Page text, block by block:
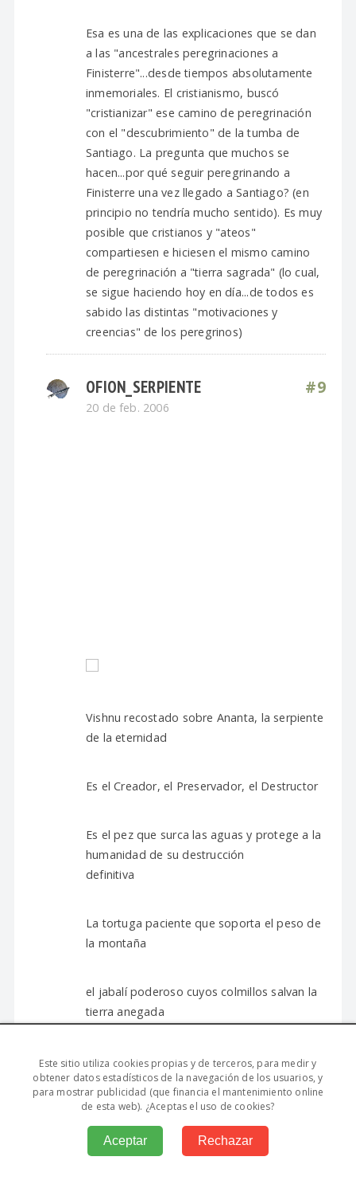
Esa es una de las explicaciones que se dan
a las "ancestrales peregrinaciones a
Finisterre"...desde tiempos absolutamente
inmemoriales. El cristianismo, buscó
"cristianizar" ese camino de peregrinación
con el "descubrimiento" de la tumba de
Santiago. La pregunta que muchos se
hacen...por qué seguir peregrinando a
Finisterre una vez llegado a Santiago? (en
principio no tendría mucho sentido). Es muy
posible que cristianos y "ateos"
compartiesen e hiciesen el mismo camino
de peregrinación a "tierra sagrada" (lo cual,
se sigue haciendo hoy en día...de todos es
sabido las distintas "motivaciones y
creencias" de los peregrinos)
#9
OFION_SERPIENTE
20 de feb. 2006
Vishnu recostado sobre Ananta, la serpiente
de la eternidad
Es el Creador, el Preservador, el Destructor
Es el pez que surca las aguas y protege a la
humanidad de su destrucción
definitiva
La tortuga paciente que soporta el peso de
la montaña
el jabalí poderoso cuyos colmillos salvan la
tierra anegada
Es el hombre león, un enano, Rama,
liberador de los hombres
Es Krishna
Este sitio utiliza cookies propias y de terceros, para medir y
obtener datos estadísticos de la navegación de los usuarios, y
para mostrar publicidad (que financia el mantenimiento online
de esta web). ¿Aceptas el uso de cookies?
Aceptar Rechazar